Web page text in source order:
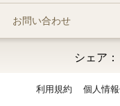
お問い合わせ
シェア：
利用規約 個人情